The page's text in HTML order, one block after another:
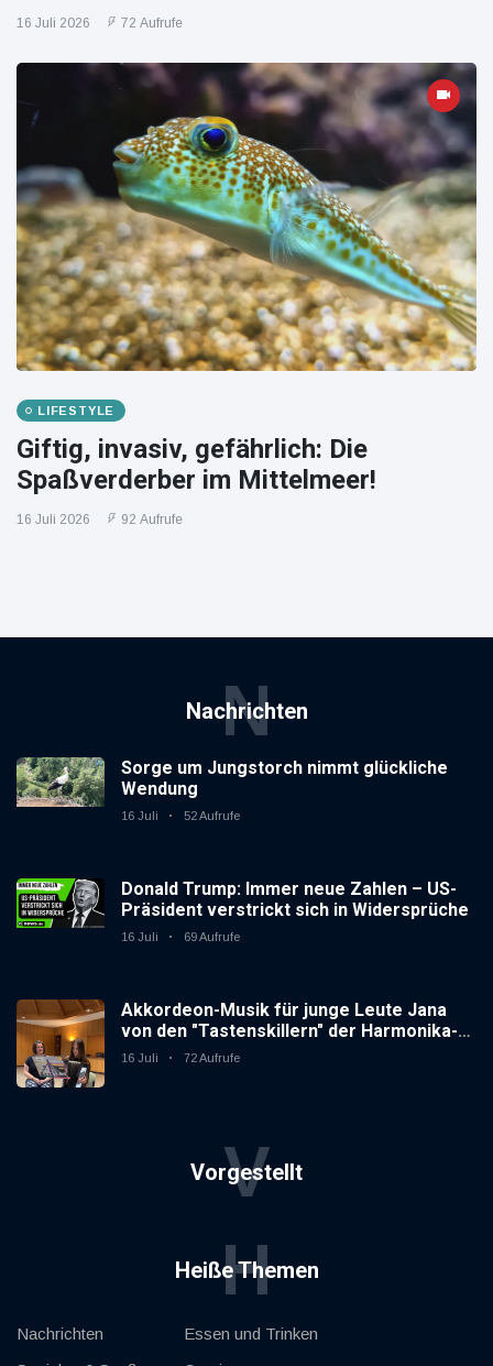
16 Juli 2026 72 Aufrufe
LIFESTYLE
Giftig, invasiv, gefährlich: Die
Spaßverderber im Mittelmeer!
16 Juli 2026 92 Aufrufe
Nachrichten
N
Sorge um Jungstorch nimmt glückliche
Wendung
16 Juli 52 Aufrufe
Donald Trump: Immer neue Zahlen – US-
Präsident verstrickt sich in Widersprüche
16 Juli 69 Aufrufe
Akkordeon-Musik für junge Leute Jana
von den "Tastenskillern" der Harmonika-
Vereinigung Gaggenau zeigt, wie "jung"
16 Juli 72 Aufrufe
Vorgestellt
V
Heiße Themen
H
Nachrichten
Essen und Trinken